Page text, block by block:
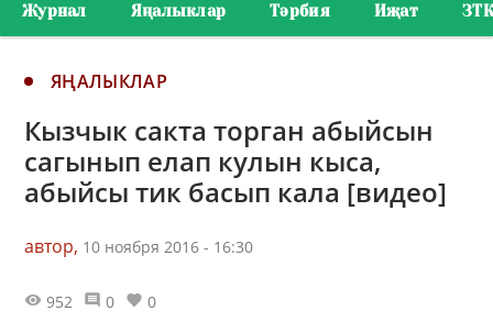
Журнал Яңалыклар Тәрбия Иҗат ЗТК
ЯҢАЛЫКЛАР
Кызчык сакта торган абыйсын
сагынып елап кулын кыса,
абыйсы тик басып кала [видео]
автор, 10 ноября 2016 - 16:30
952 0 0